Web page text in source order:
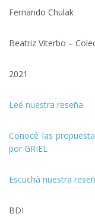
Fernando Chulak
Beatriz Viterbo –
2021
Leé nuestra reseña
Conocé las
por GRIEL
Escuchà nuestra
BDI